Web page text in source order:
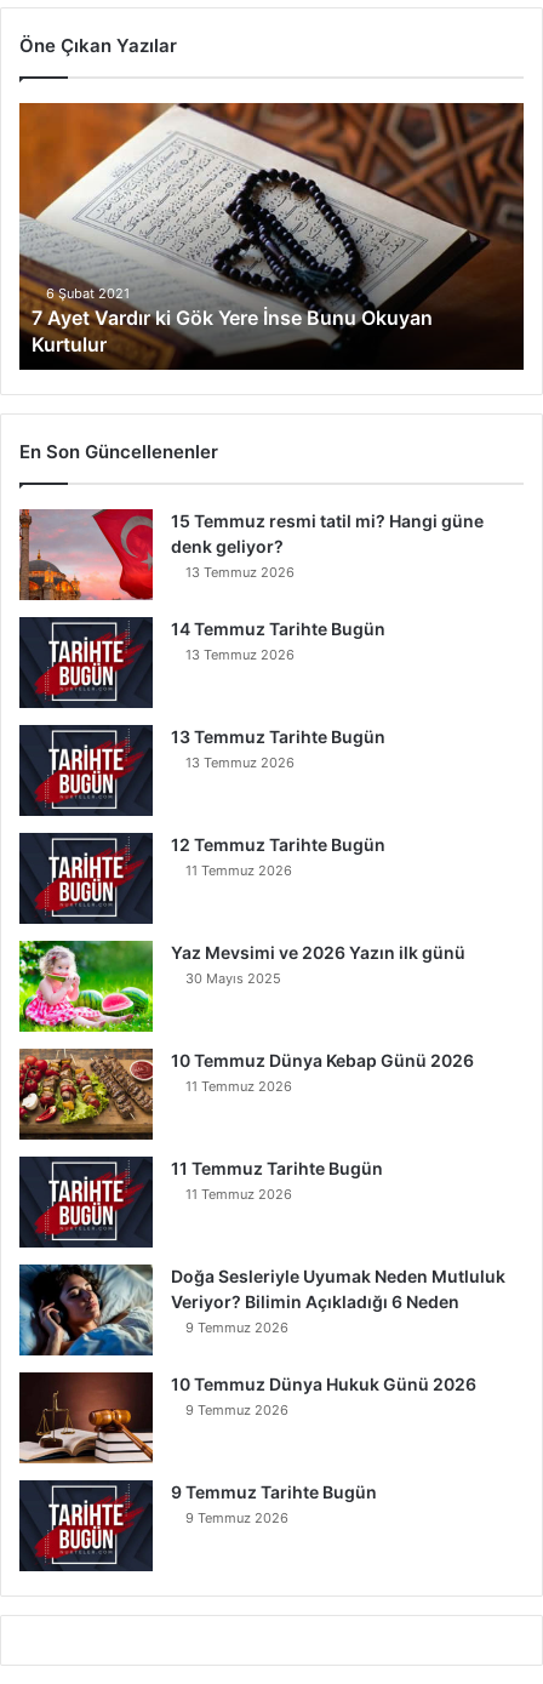
Öne Çıkan Yazılar
Gök
Yere
İnse
Bunu
Okuyan
Kurtulur
6 Şubat 2021
7 Ayet Vardır ki Gök Yere İnse Bunu Okuyan
Kurtulur
En Son Güncellenenler
15 Temmuz resmi tatil mi? Hangi güne
denk geliyor?
13 Temmuz 2026
14 Temmuz Tarihte Bugün
13 Temmuz 2026
13 Temmuz Tarihte Bugün
13 Temmuz 2026
12 Temmuz Tarihte Bugün
11 Temmuz 2026
Yaz Mevsimi ve 2026 Yazın ilk günü
30 Mayıs 2025
10 Temmuz Dünya Kebap Günü 2026
11 Temmuz 2026
11 Temmuz Tarihte Bugün
11 Temmuz 2026
Doğa Sesleriyle Uyumak Neden Mutluluk
Veriyor? Bilimin Açıkladığı 6 Neden
9 Temmuz 2026
10 Temmuz Dünya Hukuk Günü 2026
9 Temmuz 2026
9 Temmuz Tarihte Bugün
9 Temmuz 2026